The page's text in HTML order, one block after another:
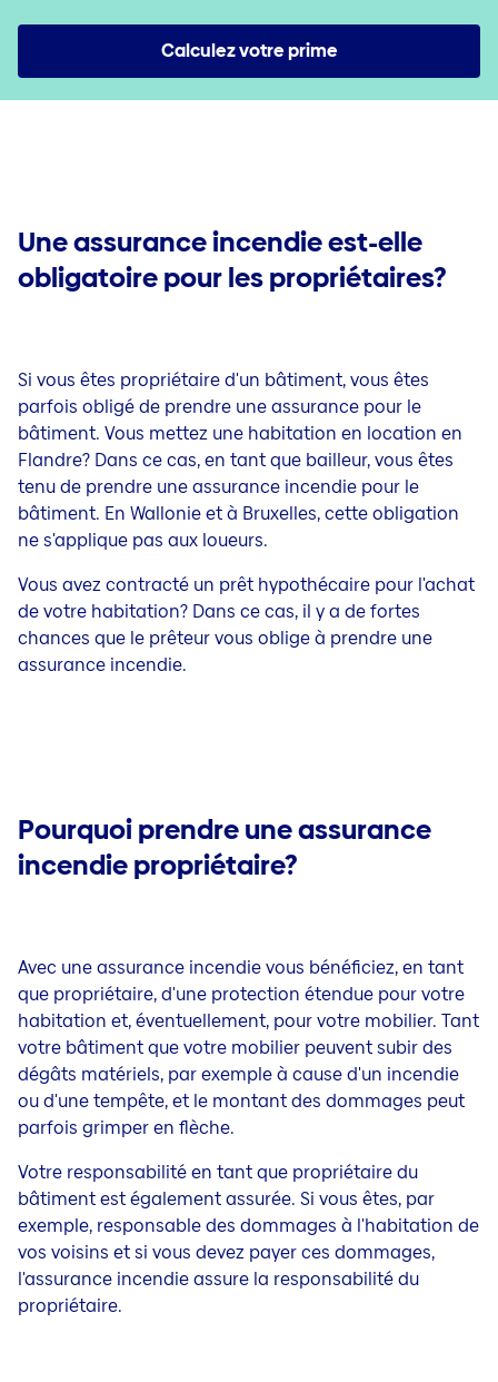
Assurance-épargne et placement | Invest
Assurance placement Branche 23 | Invest 23
Plus d'infos
Épargner et protéger: assurez aussi l'irremplaçable
Contact & Service
Calculez votre prime
Une assurance incendie est-elle
obligatoire pour les propriétaires?
Si vous êtes propriétaire d'un bâtiment, vous êtes
parfois obligé de prendre une assurance pour le
bâtiment. Vous mettez une habitation en location en
Flandre? Dans ce cas, en tant que bailleur, vous êtes
tenu de prendre une assurance incendie pour le
bâtiment. En Wallonie et à Bruxelles, cette obligation
ne s'applique pas aux loueurs.
Vous avez contracté un prêt hypothécaire pour l'achat
de votre habitation? Dans ce cas, il y a de fortes
chances que le prêteur vous oblige à prendre une
assurance incendie.
Pourquoi prendre une assurance
incendie propriétaire?
Avec une assurance incendie vous bénéficiez, en tant
que propriétaire, d'une protection étendue pour votre
habitation et, éventuellement, pour votre mobilier. Tant
votre bâtiment que votre mobilier peuvent subir des
dégâts matériels, par exemple à cause d'un incendie
ou d'une tempête, et le montant des dommages peut
parfois grimper en flèche.
Votre responsabilité en tant que propriétaire du
bâtiment est également assurée. Si vous êtes, par
exemple, responsable des dommages à l'habitation de
vos voisins et si vous devez payer ces dommages,
l'assurance incendie assure la responsabilité du
propriétaire.